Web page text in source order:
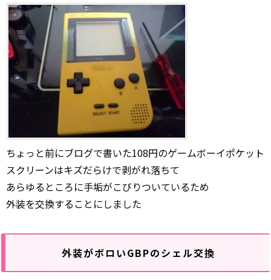
ちょっと前にブログで書いた108円のゲームボーイポケット
スクリーンはキズだらけで剥がれ落ちて
あらゆるところに手垢がこびりついているため
外装を交換することにしました
外装がボロいGBPのシェル交換